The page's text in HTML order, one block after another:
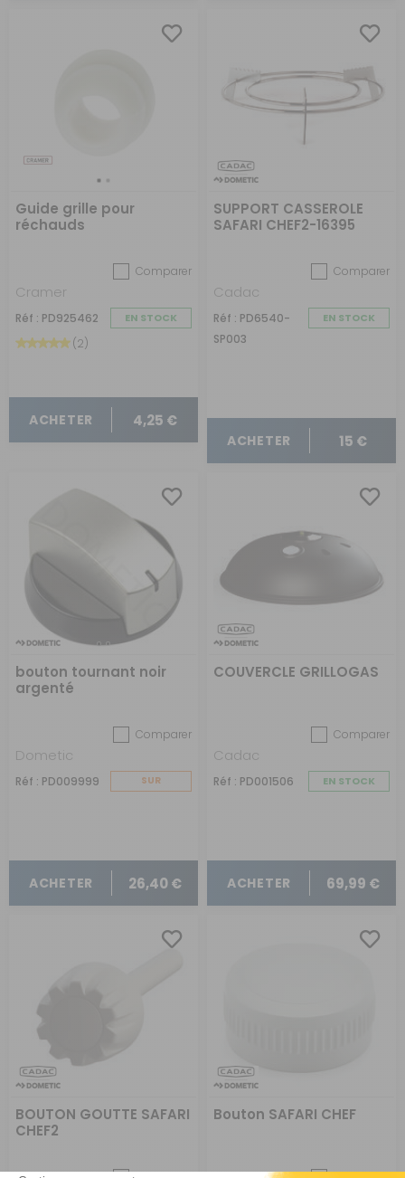
Guide grille pour
réchauds
Comparer
Cramer
Réf : PD925462 EN STOCK
(2)
ACHETER 4,25 €
SUPPORT CASSEROLE
SAFARI CHEF2-16395
Comparer
Cadac
Réf : PD6540-
SP003
EN STOCK
ACHETER 15 €
bouton tournant noir
argenté
Comparer
Dometic
Réf : PD009999
SUR
ACHETER 26,40 €
COUVERCLE GRILLOGAS
Comparer
Cadac
Réf : PD001506 EN STOCK
ACHETER 69,99 €
BOUTON GOUTTE SAFARI
CHEF2
Bouton SAFARI CHEF